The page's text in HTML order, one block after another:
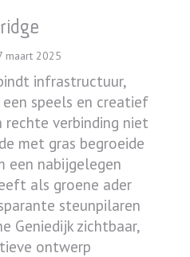
maart 2025
infrastructuur,
speels en creatief
rechte verbinding niet
met gras begroeide
een nabijgelegen
als groene ader
steunpilaren
Geniedijk zichtbaar,
ontwerp